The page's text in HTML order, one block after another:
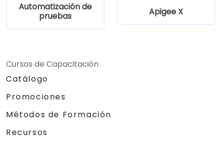
Automatización de
pruebas
Apigee X
Cursos de Capacitación
Catálogo
Promociones
Métodos de Formación
Recursos